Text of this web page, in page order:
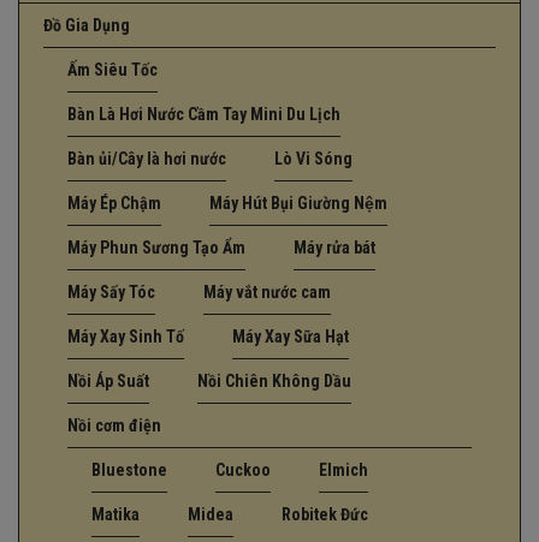
Đồ Gia Dụng
Ấm Siêu Tốc
Bàn Là Hơi Nước Cầm Tay Mini Du Lịch
Bàn ủi/Cây là hơi nước Lò Vi Sóng
Máy Ép Chậm Máy Hút Bụi Giường Nệm
Máy Phun Sương Tạo Ẩm Máy rửa bát
Máy Sấy Tóc Máy vắt nước cam
Máy Xay Sinh Tố Máy Xay Sữa Hạt
Nồi Áp Suất Nồi Chiên Không Dầu
Nồi cơm điện
Bluestone Cuckoo Elmich
Matika Midea Robitek Đức